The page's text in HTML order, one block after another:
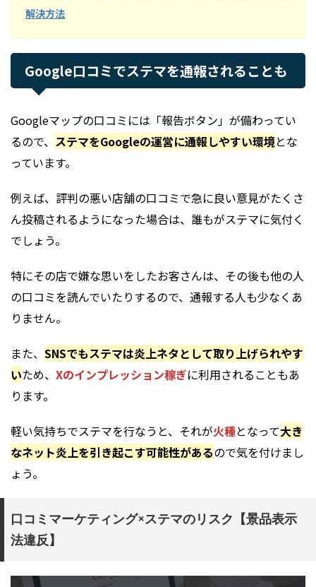
解決方法
Google口コミでステマを通報されることも
Googleマップの口コミには「報告ボタン」が備わってい
るので、 ステマをGoogleの運営に通報しやすい環境とな
っています。
例えば、評判の悪い店舗の口コミで急に良い意見がたくさ
ん投稿されるようになった場合は、誰もがステマに気付く
でしょう。
特にその店で嫌な思いをしたお客さんは、その後も他の人
の口コミを読んでいたりするので、通報する人も少なくあ
りません。
また、 SNSでもステマは炎上ネタとして取り上げられやす
いため、 Xのインプレッション稼ぎに利用されることもあ
ります。
軽い気持ちでステマを行なうと、それが火種となって大き
なネット炎上を引き起こす可能性があるので気を付けまし
ょう。
口コミマーケティング×ステマのリスク【景品表示
法違反】